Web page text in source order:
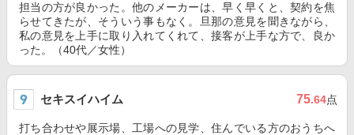
担当の方が良かった。他のメーカーは、早く早くと、契約を焦
らせてきたが、そういう事もなく。旦那の意見を聞きながら、
私の意見を上手に取り入れてくれて、接客が上手な方で、良か
った。（40代／女性）
セキスイハイム 75.64点
打ち合わせや展示場、工場への見学、住んでいる方のおうちへ